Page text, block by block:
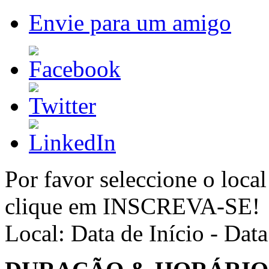
Envie para um amigo
Por favor seleccione o
clique em INSCREVA-SE!
Local: Data de Início -